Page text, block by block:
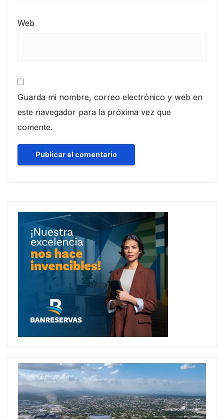
Web
Guarda mi nombre, correo electrónico y web en
este navegador para la próxima vez que
comente.